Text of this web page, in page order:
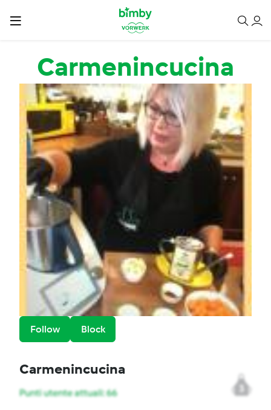
Salta al contenuto principale
Carmenincucina
Follow Block
Carmenincucina
3
Punti utente attuali: 66